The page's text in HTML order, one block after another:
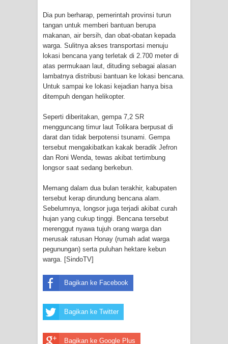
Hamadi Jayapura Selatan
Gempa M3,3 Guncang Nabire, BMKG
Imbau Waspada Susulan
Mama-Mama Pasar Lama Sentani
Protes Tumpukan Sampah dengan
Menghambur ke Tengah Jalan
Polres Jayapura Terima Laporan
Hilangnya Agustina Ester Bonsapia
Papua Siapkan 1000 Kuota Beasiswa
Mace
BRI Region 18 Jayapura Salurkan
Polda Papua pada Peringatan Hari
Bhayangkara ke-80
Indonesia Turns Remote Papua
Dia pun berharap, pemerintah provinsi turun
tangan untuk memberi bantuan berupa
makanan, air bersih, dan obat-obatan kepada
warga. Sulitnya akses transportasi menuju
lokasi bencana yang terletak di 2.700 meter di
atas permukaan laut, dituding sebagai alasan
lambatnya distribusi bantuan ke lokasi bencana.
Untuk sampai ke lokasi kejadian hanya bisa
ditempuh dengan helikopter.
Seperti diberitakan, gempa 7,2 SR
mengguncang timur laut Tolikara berpusat di
darat dan tidak berpotensi tsunami. Gempa
tersebut mengakibatkan kakak beradik Jefron
dan Roni Wenda, tewas akibat tertimbung
longsor saat sedang berkebun.
Memang dalam dua bulan terakhir, kabupaten
tersebut kerap dirundung bencana alam.
Sebelumnya, longsor juga terjadi akibat curah
hujan yang cukup tinggi. Bencana tersebut
merenggut nyawa tujuh orang warga dan
merusak ratusan Honay (rumah adat warga
pegunungan) serta puluhan hektare kebun
warga. [SindoTV]
Bagikan ke Facebook
Bagikan ke Twitter
Bagikan ke Google Plus